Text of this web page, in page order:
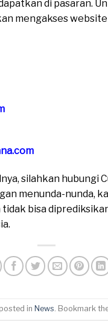
di pasaran.
mengakses
silahkan hubungi
menunda-nunda,
bisa
in News. Bookmark